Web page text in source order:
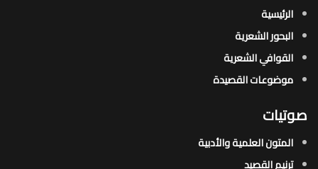
الرئيسية
البحور الشعرية​
القوافي الشعرية​
موضوعات القصيدة​
صوتيات
المتون العلمية والأدبية
ترنيم القصيد